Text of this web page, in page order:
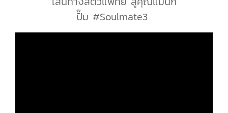
ปั๊ม #Soulmate3